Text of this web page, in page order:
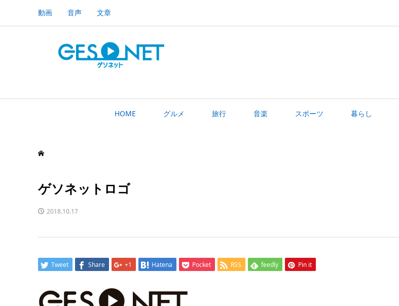
動画 音声 文章
HOME グルメ 旅行 音楽 スポーツ 暮らし
ゲソネットロゴ
2018.10.17
Tweet Share +1 Hatena Pocket RSS feedly Pin it